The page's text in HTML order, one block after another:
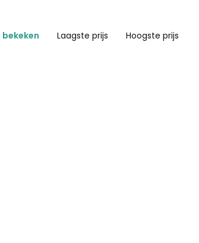
bekeken Laagste prijs Hoogste prijs